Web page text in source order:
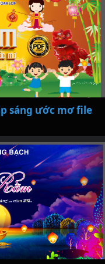
sáng ước mơ file